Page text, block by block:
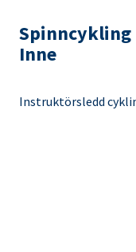
Spinncykling
Inne
Instruktörsledd